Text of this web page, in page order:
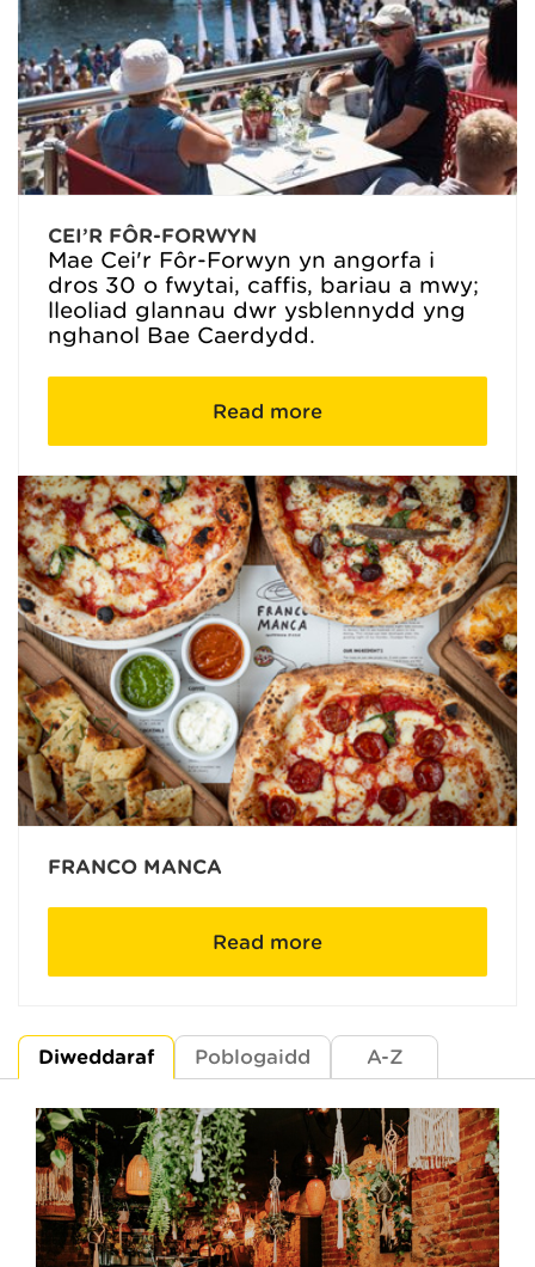
CEI’R FÔR-FORWYN
Mae Cei'r Fôr-Forwyn yn angorfa i
dros 30 o fwytai, caffis, bariau a mwy;
lleoliad glannau dŵr ysblennydd yng
nghanol Bae Caerdydd.
Read more
FRANCO MANCA
Read more
Diweddaraf Poblogaidd A-Z